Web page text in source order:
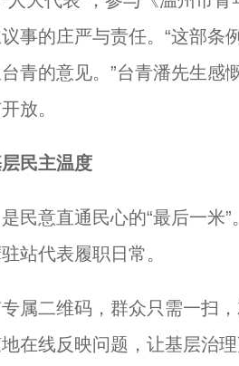
事的庄严与责任。“这部条
青的意见。”台青潘先生感
放。
民主温度
意直通民心的“最后一米”
站代表履职日常。
二维码，群众只需一扫，
在线反映问题，让基层治理